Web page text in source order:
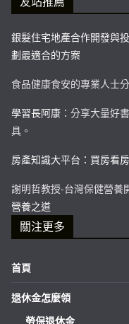
銀髮住宅地產合作開發與
劃最適合的方案
食品健康食安的專業人士
學習長阿康 ：分享大量好
具。
房產知識大平台：買房看
謝明哲教授-台灣保健營養
營養之道
關注更多
首頁
退休金怎麼領
勞保退休金